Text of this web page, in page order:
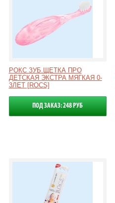
РОКС ЗУБ.ЩЕТКА ПРО
ДЕТСКАЯ ЭКСТРА МЯГКАЯ 0-
3ЛЕТ [ROCS]
ПОД ЗАКАЗ: 248 РУБ